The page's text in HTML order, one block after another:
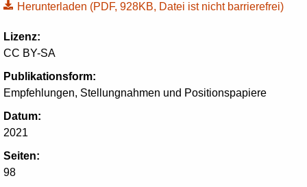
Herunterladen (PDF, 928KB, Datei ist nicht barrierefrei)
Lizenz:
CC BY-SA
Publikationsform:
Empfehlungen, Stellungnahmen und Positionspapiere
Datum:
2021
Seiten:
98